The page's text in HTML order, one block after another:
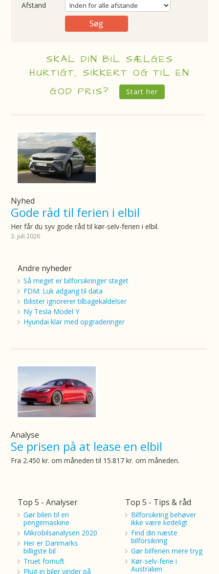
Afstand
SKAL DIN BIL SÆLGES
HURTIGT, SIKKERT OG TIL EN
GOD PRIS?
Start her
Nyhed
Gode råd til ferien i elbil
Her får du syv gode råd til kør-selv-ferien i elbil.
3. juli 2026
Andre nyheder
Så meget er bilforsikringer steget
FDM: Luk adgang til data
Bilister ignorerer tilbagekaldelser
Ny Tesla Model Y
Hyundai klar med opgraderinger
Analyse
Se prisen på at lease en elbil
Fra 2.450 kr. om måneden til 15.817 kr. om måneden.
Top 5 - Tips & råd
Bilforsikring behøver
ikke være kedeligt
Find din næste
bilforsikring
Gør bilferien mere tryg
Kør-selv-ferie i
Australien
Top 5 - Analyser
Gør bilen til en
pengemaskine
Mikrobilsanalysen 2020
Her er Danmarks
billigste bil
Truet fornuft
Plug-in biler vinder på